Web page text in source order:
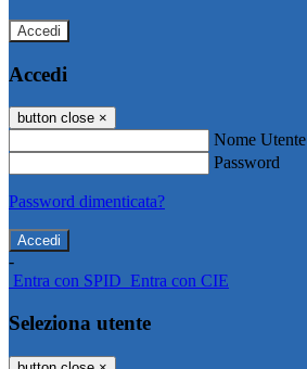
Accedi
Accedi
button close ×
Nome Utente
Password
Password dimenticata?
-
Entra con SPID Entra con CIE
Seleziona utente